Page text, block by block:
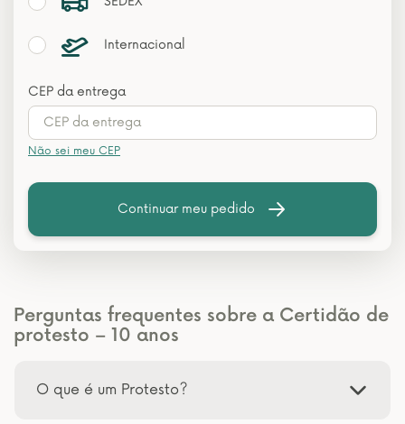
Internacional
CEP da entrega
Não sei meu CEP
Continuar meu pedido
Perguntas frequentes sobre a Certidão de
protesto – 10 anos
O que é um Protesto?